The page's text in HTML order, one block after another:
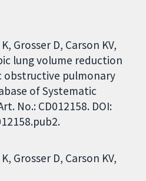
Grosser D, Carson KV,
lung volume reduction
obstructive pulmonary
of Systematic
No.: CD012158. DOI:
Grosser D Carson KV